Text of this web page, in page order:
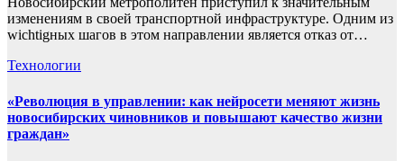
изменениям в своей транспортной инфраструктуре. Одним из
wichtigных шагов в этом направлении является отказ от…
Технологии
«Революция в управлении: как нейросети меняют жизнь
новосибирских чиновников и повышают качество жизни
граждан»